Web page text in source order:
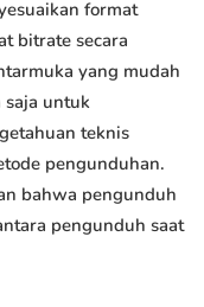
format
bitrate secara
yang mudah
saja untuk
teknis
pengunduhan.
bahwa pengunduh
pengunduh saat